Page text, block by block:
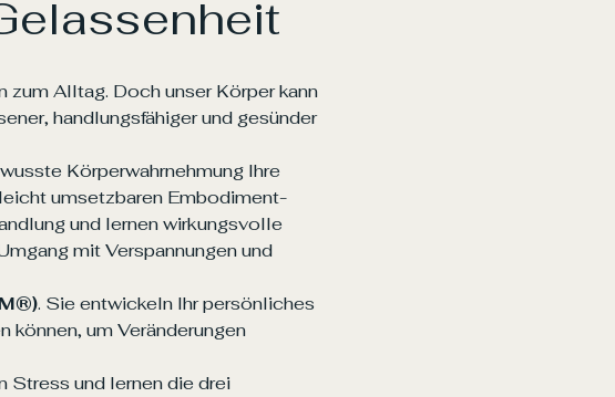
Alltag. Doch unser Körper kann
handlungsfähiger und gesünder
Körperwahrnehmung Ihre
umsetzbaren Embodiment-
und lernen wirkungsvolle
mit Verspannungen und
. Sie entwickeln Ihr persönliches
um Veränderungen
Stress und lernen die drei